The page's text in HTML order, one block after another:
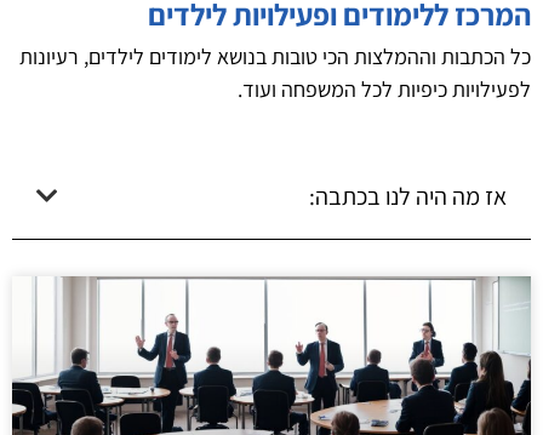
המרכז ללימודים ופעילויות לילדים
כל הכתבות וההמלצות הכי טובות בנושא לימודים לילדים, רעיונות
לפעילויות כיפיות לכל המשפחה ועוד.
אז מה היה לנו בכתבה: